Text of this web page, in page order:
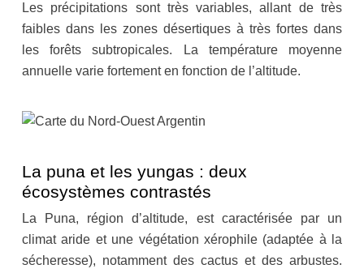
Les précipitations sont très variables, allant de très
faibles dans les zones désertiques à très fortes dans
les forêts subtropicales. La température moyenne
annuelle varie fortement en fonction de l’altitude.
La puna et les yungas : deux
écosystèmes contrastés
La Puna, région d’altitude, est caractérisée par un
climat aride et une végétation xérophile (adaptée à la
sécheresse), notamment des cactus et des arbustes.